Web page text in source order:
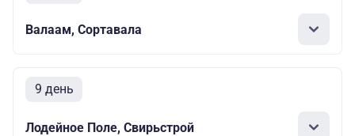
Валаам, Сортавала
9 день
Лодейное Поле, Свирьстрой